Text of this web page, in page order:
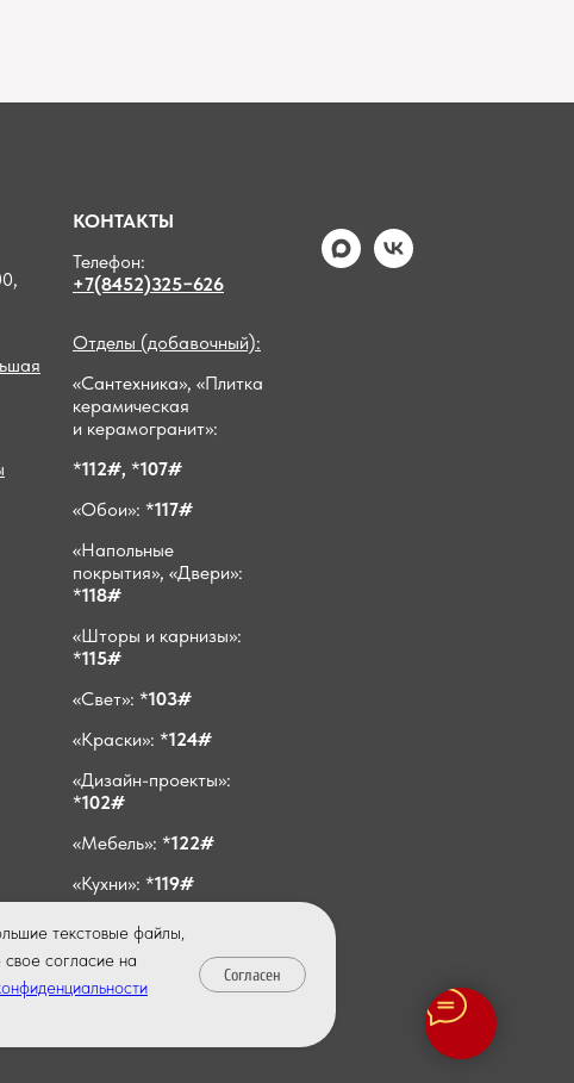
текстовые файлы,
согласие на
Согласен
КОНТАКТЫ
Телефон:
+7(8452)325−626
Отделы (добавочный):
«Сантехника», «Плитка
керамическая
и керамогранит»:
*112#, *107#
«Обои»: *117#
«Напольные
покрытия», «Двери»:
*118#
«Шторы и карнизы»:
*115#
«Свет»: *103#
«Краски»: *124#
«Дизайн-проекты»:
*102#
«Мебель»: *122#
«Кухни»: *119#
info@vivadecor64.ru